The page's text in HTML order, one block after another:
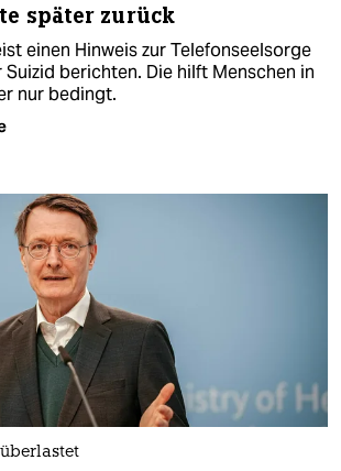
später zurück
einen Hinweis zur Telefonseelsorge
Suizid berichten. Die hilft Menschen in
nur bedingt.